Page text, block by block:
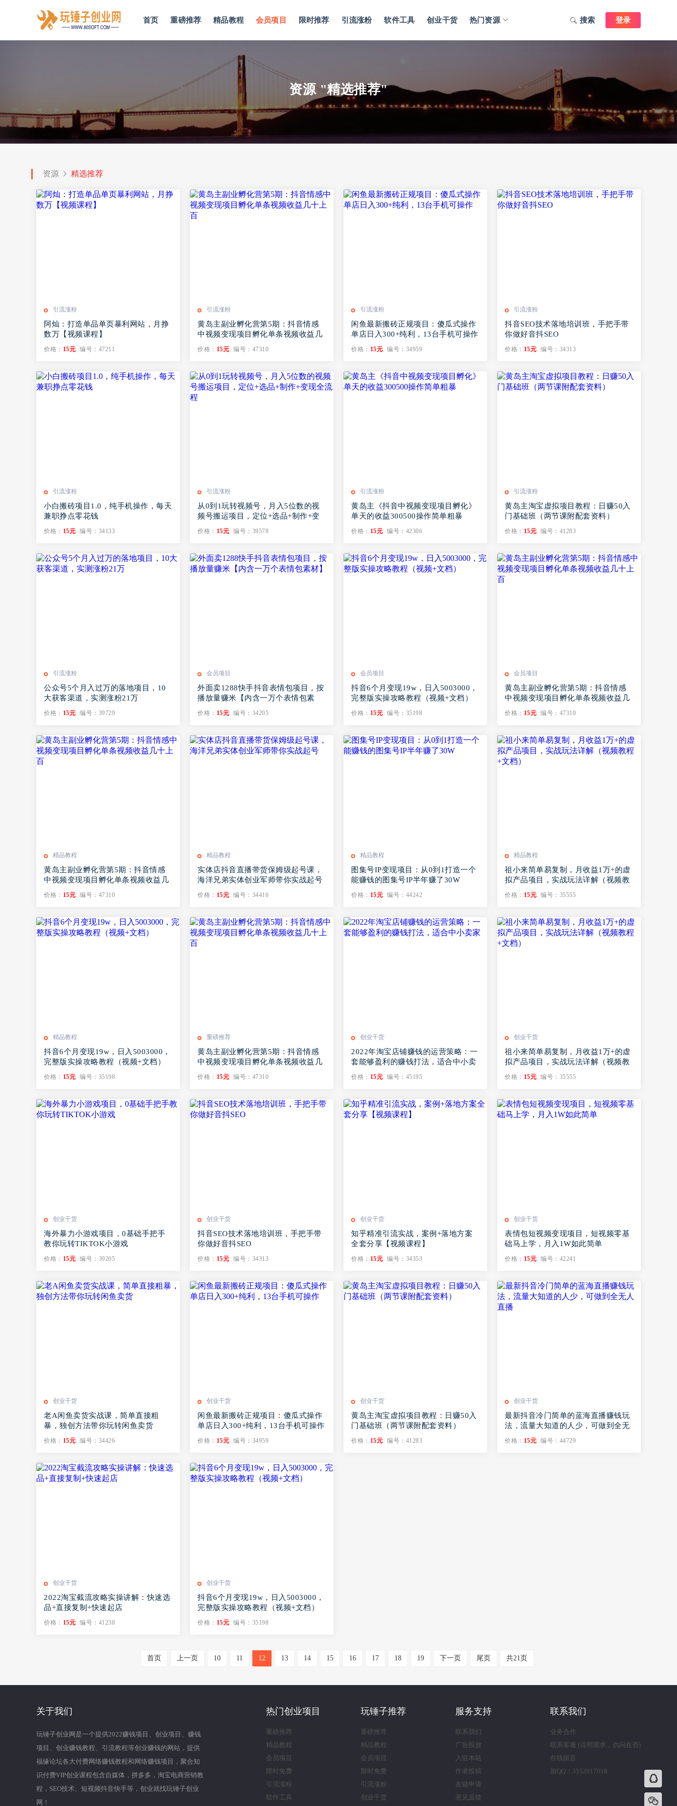
首页 重磅推荐 精品教程 会员项目 限时推荐 引流涨粉 软件工具 创业干货 热门资源 登录
搜索
资源 "精选推荐"
资源 精选推荐
引流涨粉
阿灿：打造单品单页暴利网站，月挣
数万【视频课程】
价格： 15元 编号：47211
引流涨粉
黄岛主副业孵化营第5期：抖音情感
中视频变现项目孵化单条视频收益几
价格： 15元 编号：47310
引流涨粉
闲鱼最新搬砖正规项目：傻瓜式操作
单店日入300+纯利，13台手机可操作
价格： 15元 编号：34959
引流涨粉
抖音SEO技术落地培训班，手‬把手带
你做好音抖‬‬SEO
价格： 15元 编号：34313
引流涨粉
小白搬砖项目1.0，纯手机操作，每天
兼职挣点零花钱
价格： 15元 编号：34133
引流涨粉
从0到1玩转视频号，月入5位数的视
频号搬运项目，定位+选品+制作+变
价格： 15元 编号：39578
引流涨粉
黄岛主《抖音中视频变现项目孵化》
单天的收益300500操作简单粗暴
价格： 15元 编号：42306
引流涨粉
黄岛主淘宝虚拟项目教程：日赚50入
门基础班（两节课附配套资料）
价格： 15元 编号：41283
引流涨粉
公众号5个月入过万的落地项目，10
大获客渠道，实测涨粉21万
价格： 15元 编号：39729
会员项目
外面卖1288快手抖音表情包项目，按
播放量赚米【内含一万个表情包素
价格： 15元 编号：34205
会员项目
抖音6个月变现19w，日入5003000，
完整版实操攻略教程（视频+文档）
价格： 15元 编号：35198
会员项目
黄岛主副业孵化营第5期：抖音情感
中视频变现项目孵化单条视频收益几
价格： 15元 编号：47310
精品教程
黄岛主副业孵化营第5期：抖音情感
中视频变现项目孵化单条视频收益几
价格： 15元 编号：47310
精品教程
实体店抖音直播带货保姆级起号课，
海洋兄弟实体创业军师带你​实战起号
价格： 15元 编号：34416
精品教程
图集号IP变现项目：从0到1打造一个
能赚钱的图集号IP半年赚了30W
价格： 15元 编号：44242
精品教程
祖小来简单易复制，月收益1万+的虚
拟产品项目，实战玩法详解（视频教
价格： 15元 编号：35555
精品教程
抖音6个月变现19w，日入5003000，
完整版实操攻略教程（视频+文档）
价格： 15元 编号：35198
重磅推荐
黄岛主副业孵化营第5期：抖音情感
中视频变现项目孵化单条视频收益几
价格： 15元 编号：47310
创业干货
2022年淘宝店铺赚钱的运营策略：一
套能够盈利的赚钱打法，适合中小卖
价格： 15元 编号：45195
创业干货
祖小来简单易复制，月收益1万+的虚
拟产品项目，实战玩法详解（视频教
价格： 15元 编号：35555
创业干货
海外暴力小游戏项目，0基础手把手
教你玩转TIKTOK小游戏
价格： 15元 编号：39205
创业干货
抖音SEO技术落地培训班，手‬把手带
你做好音抖‬‬SEO
价格： 15元 编号：34313
创业干货
知乎精准引流实战，案例+落地方案
全套分享【视频课程】
价格： 15元 编号：34353
创业干货
表情包短视频变现项目，短视频零基
础马上学，月入1W如此简单
价格： 15元 编号：42241
创业干货
老A闲鱼卖货实战课，简单直接粗
暴，独创方法带你玩转闲鱼卖货
价格： 15元 编号：34426
创业干货
闲鱼最新搬砖正规项目：傻瓜式操作
单店日入300+纯利，13台手机可操作
价格： 15元 编号：34959
创业干货
黄岛主淘宝虚拟项目教程：日赚50入
门基础班（两节课附配套资料）
价格： 15元 编号：41283
创业干货
最新抖音冷门简单的蓝海直播赚钱玩
法，流量大知道的人少，可做到全无
价格： 15元 编号：44729
创业干货
2022淘宝截流攻略实操讲解：快速选
品+直接复制+快速起店
价格： 15元 编号：41238
创业干货
抖音6个月变现19w，日入5003000，
完整版实操攻略教程（视频+文档）
价格： 15元 编号：35198
首页 上一页 10 11 12 13 14 15 16 17 18 19 下一页 尾页 共21页
关于我们
玩锤子创业网是一个提供2022赚钱项目、创业项目、赚钱
项目、创业赚钱教程、引流教程等创业赚钱的网站，提供
福缘论坛各大付费网络赚钱教程和网络赚钱项目，聚合知
识付费VIP创业课程包含自媒体，拼多多，淘宝电商营销教
程，SEO技术、短视频抖音快手等，创业就找玩锤子创业
网！
热门创业项目
重磅推荐
精品教程
会员项目
限时免费
引流涨粉
软件工具
玩锤子推荐
重磅推荐
精品教程
会员项目
限时免费
引流涨粉
创业干货
服务支持
联系我们
广告投放
入驻本站
作者投稿
友链申请
意见反馈
联系我们
业务合作
联系客服 (说明需求，勿问在否)
在线留言
加QQ：3552017018